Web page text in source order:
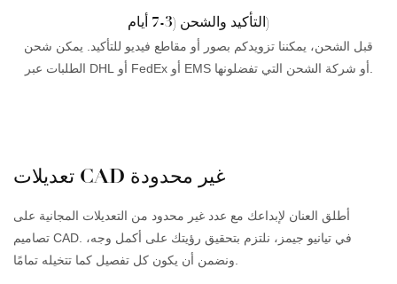
التأكيد والشحن (3-7 أيام)
قبل الشحن، يمكننا تزويدكم بصور أو مقاطع فيديو للتأكيد. يمكن شحن
تعديلات CAD غير محدودة
أطلق العنان لإبداعك مع عدد غير محدود من التعديلات المجانية على
تصاميم CAD. في تيانيو جيمز، نلتزم بتحقيق رؤيتك على أكمل وجه،